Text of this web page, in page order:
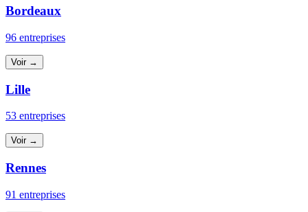
Bordeaux
96 entreprises
Voir →
Lille
53 entreprises
Voir →
Rennes
91 entreprises